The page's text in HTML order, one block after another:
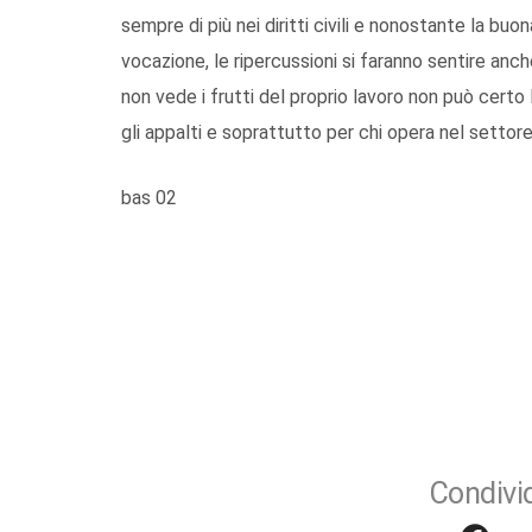
sempre di più nei diritti civili e nonostante la
vocazione, le ripercussioni si faranno sentire
non vede i frutti del proprio lavoro non può
gli appalti e soprattutto per chi opera nel settore
bas 02